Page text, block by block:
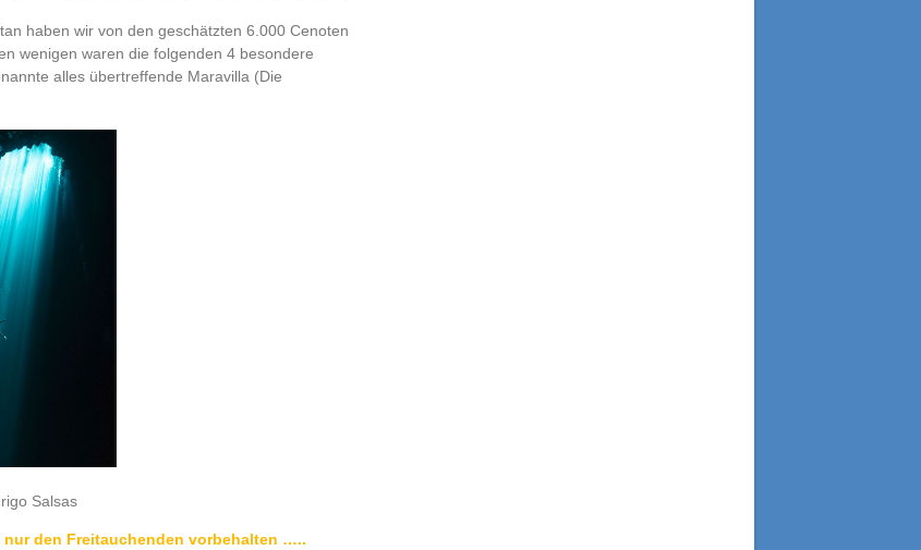
haben wir von den geschätzten 6.000 Cenoten
wenigen waren die folgenden 4 besondere
alles übertreffende Maravilla (Die
Salsas
den Freitauchenden vorbehalten …..